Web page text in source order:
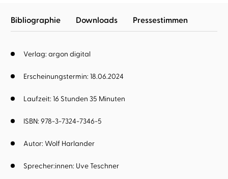
Bibliographie Downloads Pressestimmen
Verlag: argon digital
Erscheinungstermin: 18.06.2024
Laufzeit: 16 Stunden 35 Minuten
ISBN: 978-3-7324-7346-5
Autor: Wolf Harlander
Sprecher:innen: Uve Teschner